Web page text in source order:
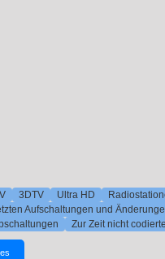
3DTV Ultra HD
Aufschaltungen und
Zur Zeit nicht